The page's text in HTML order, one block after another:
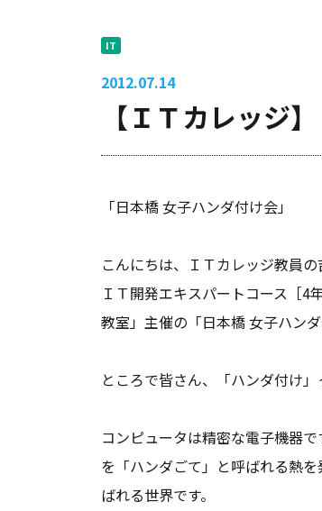
IT
2012.07.14
【ＩＴカレッジ
「日本橋 女子ハンダ付け会」
こんにちは、ＩＴカレッジ教員の
ＩＴ開発エキスパートコース［4
教室」主催の 「日本橋 女子ハン
ところで皆さん、「ハンダ付け
コンピュータは精密な電子機器
を「ハンダごて」と呼ばれる熱
ばれる世界です。